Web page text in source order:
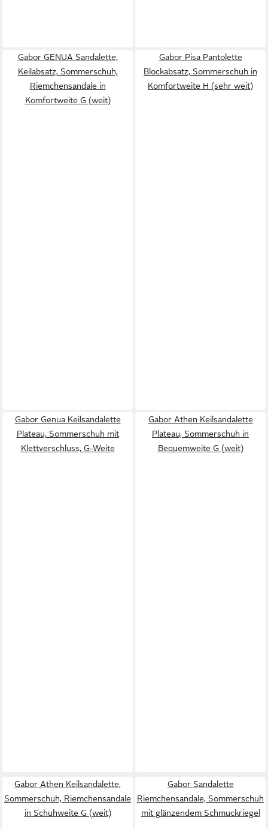
Gabor GENUA Sandalette,
Keilabsatz, Sommerschuh,
Riemchensandale in
Komfortweite G (weit)
Gabor Pisa Pantolette
Blockabsatz, Sommerschuh in
Komfortweite H (sehr weit)
Gabor Genua Keilsandalette
Plateau, Sommerschuh mit
Klettverschluss, G-Weite
Gabor Athen Keilsandalette
Plateau, Sommerschuh in
Bequemweite G (weit)
Gabor Athen Keilsandalette,
Sommerschuh, Riemchensandale
in Schuhweite G (weit)
Gabor Sandalette
Riemchensandale, Sommerschuh
mit glänzendem Schmuckriegel